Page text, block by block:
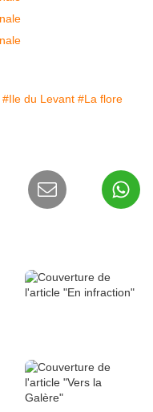
#Ile du Levant #La flore